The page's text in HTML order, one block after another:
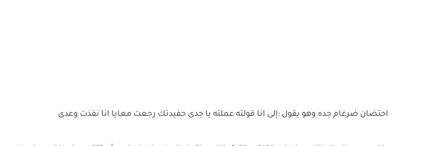
احتضان ضرغام جده وهو يقول :إلى انا قولته عملته يا جدى حفيدتك رجعت معايا انا نفذت وعدى